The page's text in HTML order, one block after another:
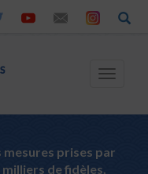
Toggle
mesures prises par
de fidèles,